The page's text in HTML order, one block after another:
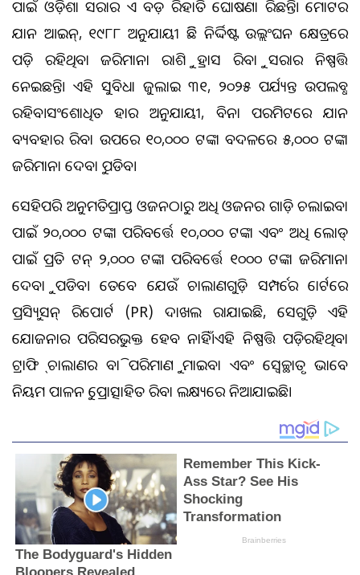
ପାଇଁ ଓଡ଼ିଶା ସରକାର ଏକ ବଡ଼ ରିହାତି ଘୋଷଣା କରିଛନ୍ତି। ମୋଟର
ଯାନ ଆଇନ୍, ୧୯୮୮ ଅନୁଯାୟୀ କିଛି ନିର୍ଦ୍ଦିଷ୍ଟ ଉଲ୍ଲଂଘନ କ୍ଷେତ୍ରରେ
ପଡ଼ି ରହିଥିବା ଜରିମାନା ରାଶିକୁ ହ୍ରାସ କରିବାକୁ ସରକାର ନିଷ୍ପତ୍ତି
ନେଇଛନ୍ତି। ଏହି ସୁବିଧା ଜୁଲାଇ ୩୧, ୨୦୨୫ ପର୍ଯ୍ୟନ୍ତ ଉପଲବ୍ଧ
ରହିବ।ସଂଶୋଧିତ ହାର ଅନୁଯାୟୀ, ବିନା ପରମିଟରେ ଯାନ
ବ୍ୟବହାର କରିବା ଉପରେ ୧୦,୦୦୦ ଟଙ୍କା ବଦଳରେ ୫,୦୦୦ ଟଙ୍କା
ଜରିମାନା ଦେବାକୁ ପଡିବ।
ସେହିପରି ଅନୁମତିପ୍ରାପ୍ତ ଓଜନଠାରୁ ଅଧିକ ଓଜନର ଗାଡ଼ି ଚଲାଇବା
ପାଇଁ ୨୦,୦୦୦ ଟଙ୍କା ପରିବର୍ତ୍ତେ ୧୦,୦୦୦ ଟଙ୍କା ଏବଂ ଅଧିକ ଲୋଡ୍
ପାଇଁ ପ୍ରତି ଟନ୍ ୨,୦୦୦ ଟଙ୍କା ପରିବର୍ତ୍ତେ ୧୦୦୦ ଟଙ୍କା ଜରିମାନା
ଦେବାକୁ ପଡିବ। ତେବେ ଯେଉଁ ଚାଲାଣଗୁଡ଼ିକ ସମ୍ପର୍କରେ କୋର୍ଟରେ
ପ୍ରସିକ୍ୟୁସନ୍ ରିପୋର୍ଟ (PR) ଦାଖଲ କରାଯାଇଛି, ସେଗୁଡ଼ିକ ଏହି
ଯୋଜନାର ପରିସରଭୁକ୍ତ ହେବ ନାହିଁ।ଏହି ନିଷ୍ପତ୍ତି ପଡ଼ିରହିଥିବା
ଟ୍ରାଫିକ୍ ଚାଲାଣର ବାକି ପରିମାଣକୁ କମାଇବା ଏବଂ ସ୍ୱେଚ୍ଛାକୃତ ଭାବେ
ନିୟମ ପାଳନକୁ ପ୍ରୋତ୍ସାହିତ କରିବା ଲକ୍ଷ୍ୟରେ ନିଆଯାଇଛି।